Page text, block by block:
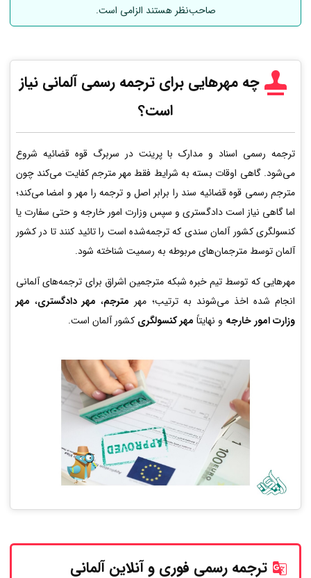
صاحب‌نظر هستند الزامی است.
چه مهرهایی برای ترجمه رسمیآلمانی نیاز
است؟
ترجمه رسمی اسناد و مدارک با پرینت در سربرگ قوه قضائیه شروع
می‌شود. گاهی اوقات بسته به شرایط فقط مهر مترجم کفایت می‌کند چون
مترجم رسمی قوه قضائیه سند را برابر اصل و ترجمه را مهر و امضا می‌کند؛
اما گاهی نیاز است دادگستری و سپس وزارت امور خارجه و حتی سفارت یا
کنسولگری کشور آلمان سندی که ترجمه‌شده است را تائید کنند تا در کشور
آلمان توسط مترجمان‌های مربوطه به رسمیت شناخته شود.
مهرهایی که توسط تیم خبره شبکه مترجمین اشراق برای ترجمه‌های آلمانی
انجام شده اخذ می‌شوند به ترتیب؛ مهر مترجم، مهر دادگستری، مهر
وزارت امور خارجه و نهایتاً مهر کنسولگری کشور آلمان است.
ترجمه رسمی فوری و آنلاینآلمانی